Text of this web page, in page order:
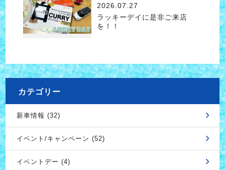
2026.07.27
ラッキーデイに是非ご来店
を！！
カテゴリー
新車情報 (32)
イベント/キャンペーン (52)
イベントデー (4)